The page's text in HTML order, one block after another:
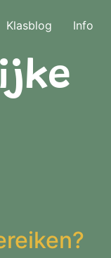
Klasblog Info